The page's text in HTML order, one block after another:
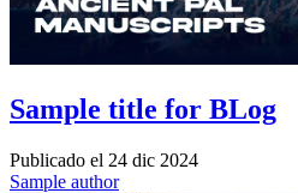
Sample title for BLog
Publicado el 24 dic 2024
Sample author